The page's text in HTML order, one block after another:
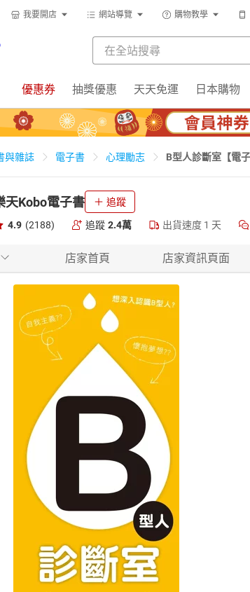
我要開店 網站導覽 購物教學
優惠券 抽獎優惠 天天免運 日本購物
與雜誌 電子書 心理勵志 B型人診斷室【電子
天Kobo電子書 追蹤
4.9 (2188) 追蹤 2.4萬 出貨速度 1 天
店家首頁 店家資訊頁面